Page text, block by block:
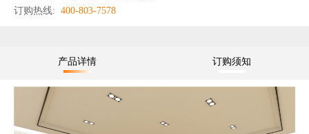
订购热线: 400-803-7578
产品详情 订购须知